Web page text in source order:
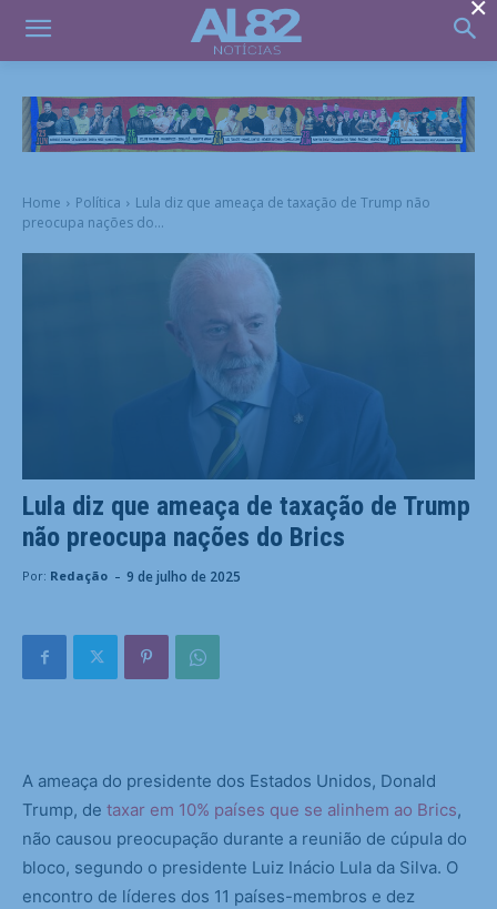
Home Política
Lula diz que ameaça de taxação de Trump não
preocupa nações do...
Lula diz que ameaça de taxação de Trump
não preocupa nações do Brics
Por: Redação - 9 de julho de 2025
A ameaça do presidente dos Estados Unidos, Donald
Trump, de taxar em 10% países que se alinhem ao Brics,
não causou preocupação durante a reunião de cúpula do
bloco, segundo o presidente Luiz Inácio Lula da Silva. O
encontro de líderes dos 11 países-membros e dez